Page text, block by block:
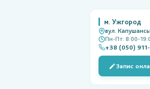
м. Ужгород
вул.
Пн-Пт: 8:00-
+38 (050)
Запис